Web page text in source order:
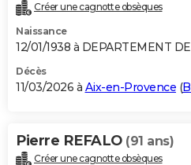
Destinations
City break
Voyage nature
Voyage de noces
Forum
Climat
+PHOTO
GUIDES D'ACHAT
BONS PLANS
Carte de Noël
Carte Bonne année
Carte Saint-Valentin
Carte Pâques
Carte d'anniversaire
DICTIONNAIRE
Créer une cagnotte obsèques
Naissance
12/01/1938 à DEPARTEMENT
Décès
11/03/2026 à Aix-en-Provence (
Pierre REFALO (91 ans)
Créer une cagnotte obsèques